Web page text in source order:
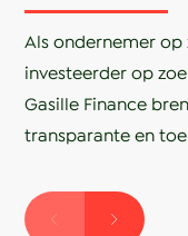
Als ondernemer op
investeerder op
Gasille Finance
transparante en